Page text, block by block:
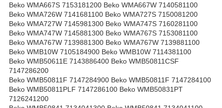
Beko WMA667S 7153181200 Beko WMA667W 7140581100
Beko WMA726W 7141681100 Beko WMA727S 7150081200
Beko WMA727W 7145981300 Beko WMA747S 7160281100
Beko WMA747W 7145881300 Beko WMA767S 7153081100
Beko WMA767W 7139881300 Beko WMA767W 7139881100
Beko WMB10W 7105184900 Beko WMB10W 7114381100
Beko WMB50611E 7143886400 Beko WMB50811CSF
7147286200
Beko WMB50811F 7147284900 Beko WMB50811F 7147284100
Beko WMB50811PLF 7147286100 Beko WMB50831PT
7126241200